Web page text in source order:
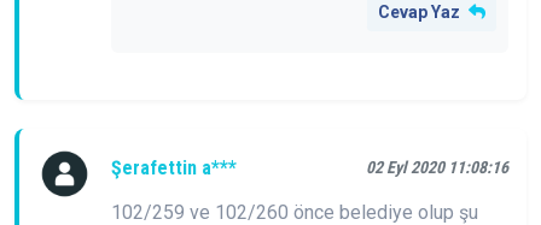
Cevap Yaz
Şerafettin a*** 02 Eyl 2020 11:08:16
102/259 ve 102/260 önce belediye olup şu